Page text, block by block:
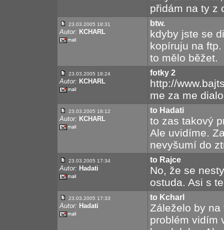
přidám na ty z
23.03.2005 18:31
Autor: KCHARL
btw.
kdyby jste se
kopíruju na
to mělo běžet.
23.03.2005 18:24
Autor: KCHARL
fotky 2
http://
me za me
23.03.2005 18:12
Autor: KCHARL
to Hadati
to zas takový
Ale uvidíme.
nevyšumí do
23.03.2005 17:34
Autor: Hadati
to Rajce
No, že se
ostuda. Asi s
23.03.2005 17:33
Autor: Hadati
to Kcharl
Záleželo by
problém vidím